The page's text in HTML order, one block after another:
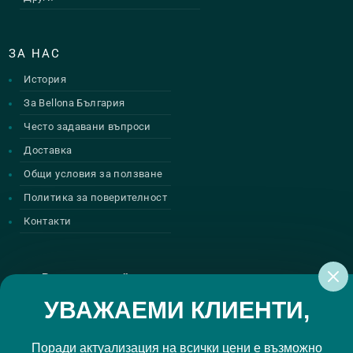
УВАЖАЕМИ КЛИЕНТИ,
Поради актуализация на всички цени е възможно
ЗА НАС
История
За Bellona България
Често задавани въпроси
Доставка
Общи условия за ползване
Политика за поверителност
Контакти
Регистрирай се за нашите атрактивни